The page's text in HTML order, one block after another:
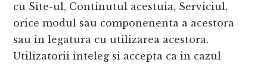
cu Site-ul, Continutul acestuia, Serviciul,
orice modul sau componenenta a acestora
sau in legatura cu utilizarea acestora.
Utilizatorii inteleg si accepta ca in cazul